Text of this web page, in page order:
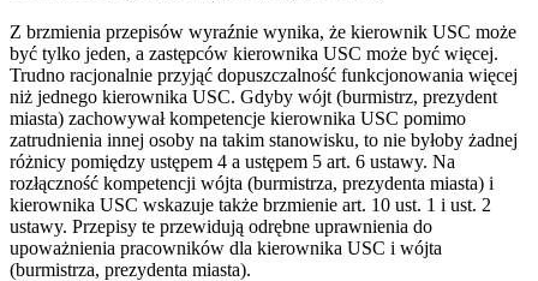
Z brzmienia przepisów wyraźnie wynika, że kierownik USC może
być tylko jeden, a zastępców kierownika USC może być więcej.
Trudno racjonalnie przyjąć dopuszczalność funkcjonowania więcej
niż jednego kierownika USC. Gdyby wójt (burmistrz, prezydent
miasta) zachowywał kompetencje kierownika USC pomimo
zatrudnienia innej osoby na takim stanowisku, to nie byłoby żadnej
różnicy pomiędzy ustępem 4 a ustępem 5 art. 6 ustawy. Na
rozłączność kompetencji wójta (burmistrza, prezydenta miasta) i
kierownika USC wskazuje także brzmienie art. 10 ust. 1 i ust. 2
ustawy. Przepisy te przewidują odrębne uprawnienia do
upoważnienia pracowników dla kierownika USC i wójta
(burmistrza, prezydenta miasta).